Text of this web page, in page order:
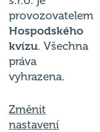
provozovatelem
Hospodského
kvízu. Všechna
práva
vyhrazena.
Změnit
nastavení